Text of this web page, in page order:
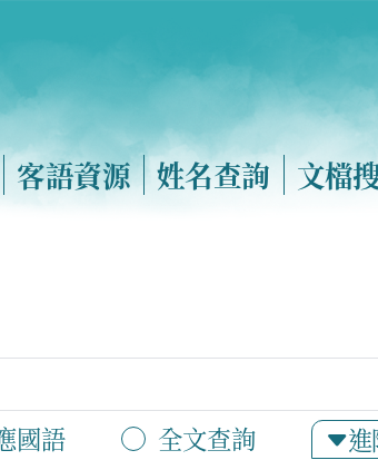
客語資源 姓名查詢 文檔
國語 全文查詢